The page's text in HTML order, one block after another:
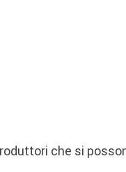
che si